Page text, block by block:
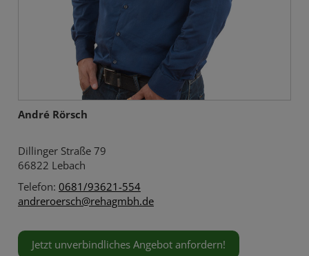
André Rörsch
Dillinger Straße 79
66822 Lebach
Telefon: 0681/93621-554
andreroersch@rehagmbh.de
Jetzt unverbindliches Angebot anfordern!